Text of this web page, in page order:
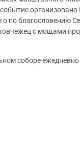
по благословению
с мощами
соборе